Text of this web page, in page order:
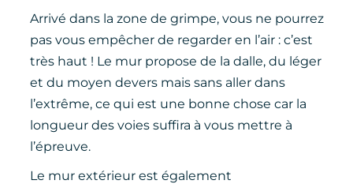
Arrivé dans la zone de grimpe, vous ne pourrez
pas vous empêcher de regarder en l’air : c’est
très haut ! Le mur propose de la dalle, du léger
et du moyen devers mais sans aller dans
l’extrême, ce qui est une bonne chose car la
longueur des voies suffira à vous mettre à
l’épreuve.
Le mur extérieur est également